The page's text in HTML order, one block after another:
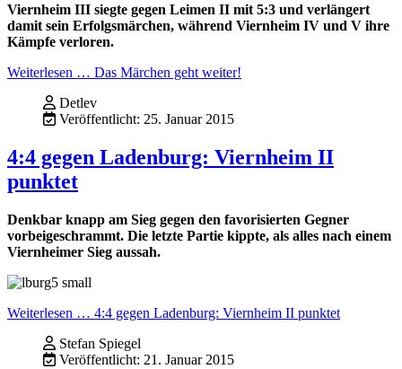
Viernheim III siegte gegen Leimen II mit 5:3 und verlängert
damit sein Erfolgsmärchen, während Viernheim IV und V ihre
Kämpfe verloren.
Weiterlesen … Das Märchen geht weiter!
Detlev
Veröffentlicht: 25. Januar 2015
4:4 gegen Ladenburg: Viernheim II
punktet
Denkbar knapp am Sieg gegen den favorisierten Gegner
vorbeigeschrammt. Die letzte Partie kippte, als alles nach einem
Viernheimer Sieg aussah.
Weiterlesen … 4:4 gegen Ladenburg: Viernheim II punktet
Stefan Spiegel
Veröffentlicht: 21. Januar 2015